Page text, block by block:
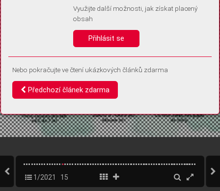
Vaše souhlasy a odmítnutí si ukládáme do vašeho zařízení, abychom se
vás už příště znovu neptali. Můžete je kdykoli později upravit ve Správě
1/2021 15
Využijte další možnosti, jak získat placený
obsah
Přihlásit se
Nebo pokračujte ve čtení ukázkových článků zdarma
Předchozí článek zdarma